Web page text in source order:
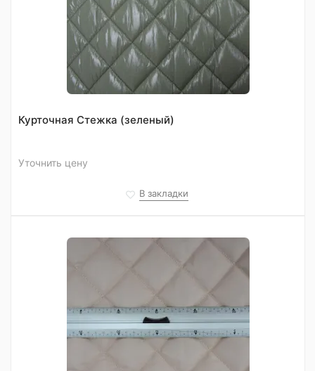
Курточная Стежка (зеленый)
Уточнить цену
В закладки